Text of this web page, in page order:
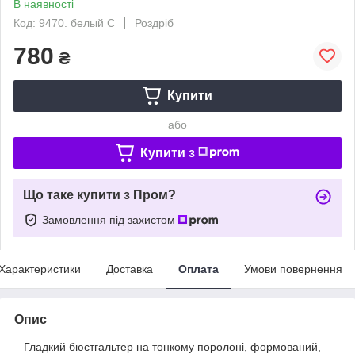
В наявності
Код: 9470. белый С
Роздріб
780 ₴
Купити
або
Купити з
Що таке купити з Пром?
Замовлення під захистом
Доставка Оплата Умови повернення
Опис
Гладкий бюстгальтер на тонкому поролоні, формований,